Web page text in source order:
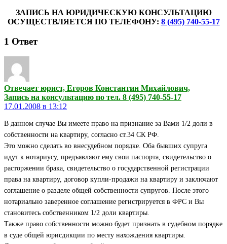
ЗАПИСЬ НА ЮРИДИЧЕСКУЮ КОНСУЛЬТАЦИЮ
ОСУЩЕСТВЛЯЕТСЯ ПО ТЕЛЕФОНУ: 8 (495) 740-55-17
1 Ответ
Отвечает юрист, Егоров Константин Михайлович,
Запись на консультацию по тел. 8 (495) 740-55-17
17.01.2008 в 13:12
В данном случае Вы имеете право на признание за Вами 1/2 доли в
собственности на квартиру, согласно ст.34 СК РФ.
Это можно сделать во внесудебном порядке. Оба бывших супруга
идут к нотариусу, предъявляют ему свои паспорта, свидетельство о
расторжении брака, свидетельство о государственной регистрации
права на квартиру, договор купли-продажи на квартиру и заключают
соглашение о разделе общей собственности супругов. После этого
нотариально заверенное соглашение регистрируется в ФРС и Вы
становитесь собственником 1/2 доли квартиры.
Также право собственности можно будет признать в судебном порядке
в суде общей юрисдикции по месту нахождения квартиры.